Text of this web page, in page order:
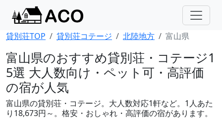
貸別荘TOP 貸別荘コテージ 北陸地方 富山県
富山県のおすすめ貸別荘・コテージ1
5選 大人数向け・ペット可・高評価
の宿が人気
富山県の貸別荘・コテージ。大人数対応1軒など。1人あた
り18,673円～。格安・おしゃれ・高評価の宿があります。